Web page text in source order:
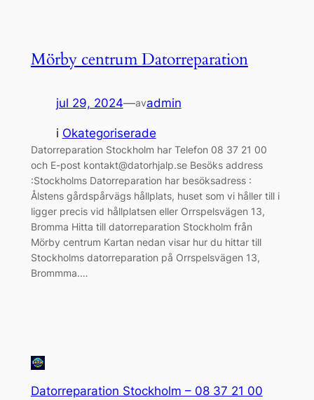
Mörby centrum Datorreparation
jul 29, 2024—avadmin
i Okategoriserade
Datorreparation Stockholm har Telefon 08 37 21 00
och E-post kontakt@datorhjalp.se Besöks address
:Stockholms Datorreparation har besöksadress :
Ålstens gårdspårvägs hållplats, huset som vi håller till i
ligger precis vid hållplatsen eller Orrspelsvägen 13,
Bromma Hitta till datorreparation Stockholm från
Mörby centrum Kartan nedan visar hur du hittar till
Stockholms datorreparation på Orrspelsvägen 13,
Brommma.…
Datorreparation Stockholm – 08 37 21 00